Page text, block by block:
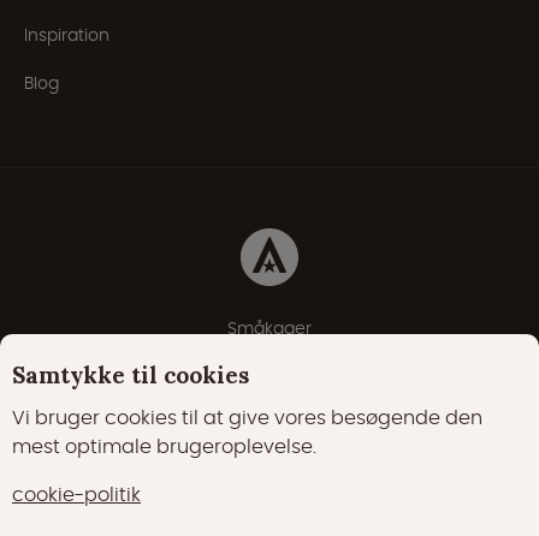
Inspiration
Blog
Småkager
Erklæring om beskyttelse af personlige oplysninger
22000 Synes godt om
Samtykke til cookies
Vi bruger cookies til at give vores besøgende den
mest optimale brugeroplevelse.
cookie-politik